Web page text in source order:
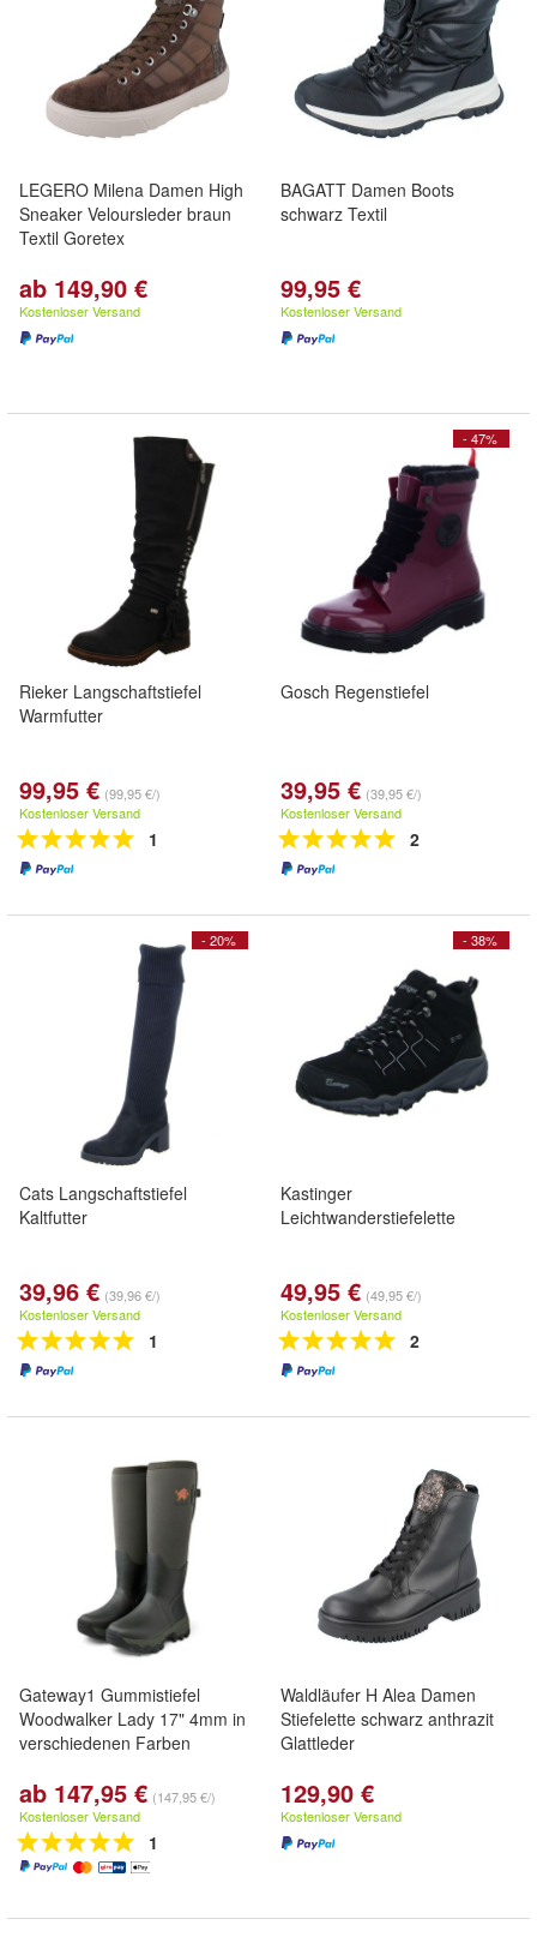
LEGERO Milena Damen High
Sneaker Veloursleder braun
Textil Goretex
ab 149,90 €
Kostenloser Versand
BAGATT Damen Boots
schwarz Textil
99,95 €
Kostenloser Versand
Rieker Langschaftstiefel
Warmfutter
99,95 € (99,95 €/)
Kostenloser Versand
1
- 47%
Gosch Regenstiefel
39,95 € (39,95 €/)
Kostenloser Versand
2
- 20%
Cats Langschaftstiefel
Kaltfutter
39,96 € (39,96 €/)
Kostenloser Versand
1
- 38%
Kastinger
Leichtwanderstiefelette
49,95 € (49,95 €/)
Kostenloser Versand
2
Gateway1 Gummistiefel
Woodwalker Lady 17" 4mm in
verschiedenen Farben
ab 147,95 € (147,95 €/)
Kostenloser Versand
1
Waldläufer H Alea Damen
Stiefelette schwarz anthrazit
Glattleder
129,90 €
Kostenloser Versand